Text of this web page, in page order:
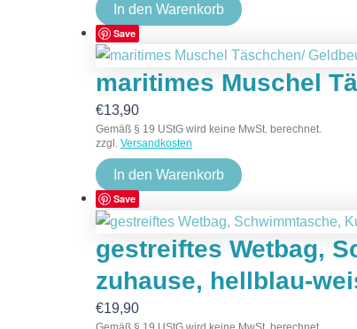
In den Warenkorb
Save
maritimes Muschel
€13,90
Gemäß § 19 UStG wird keine MwSt. berechnet.
zzgl. Versandkosten
In den Warenkorb
Save
gestreiftes Wetbag,
zuhause, hellblau-
€19,90